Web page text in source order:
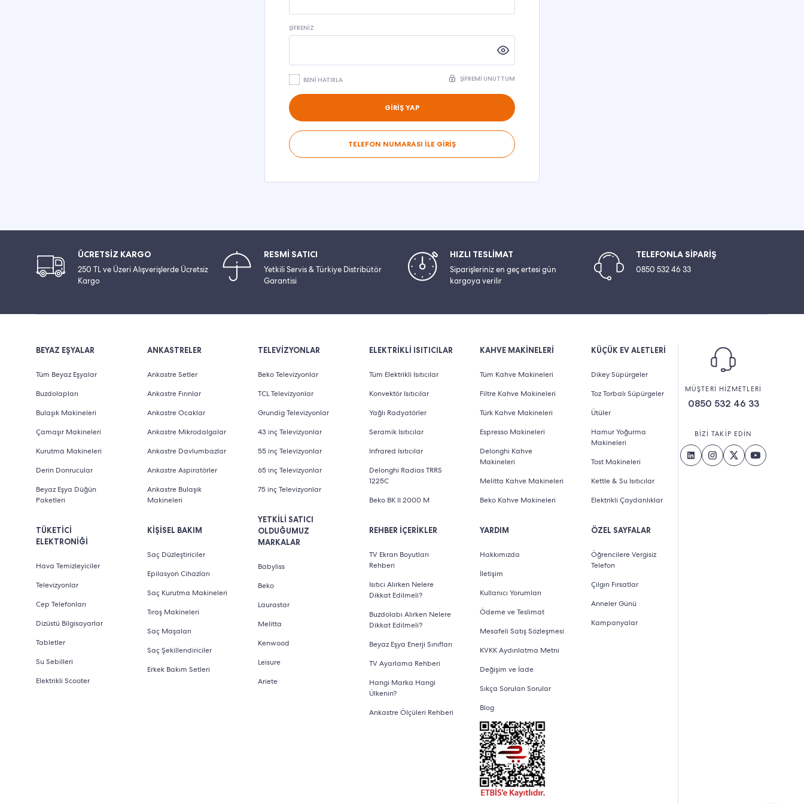
ŞIFRENIZ
BENI HATIRLA ŞIFREMI UNUTTUM
GİRİŞ YAP
TELEFON NUMARASI İLE GİRİŞ
ÜCRETSİZ KARGO
250 TL ve Üzeri Alışverişlerde Ücretsiz
Kargo
RESMİ SATICI
Yetkili Servis & Türkiye Distribütör
Garantisi
HIZLI TESLİMAT
Siparişleriniz en geç ertesi gün
kargoya verilir
TELEFONLA SİPARİŞ
0850 532 46 33
BEYAZ EŞYALAR
Tüm Beyaz Eşyalar
Buzdolapları
Bulaşık Makineleri
Çamaşır Makineleri
Kurutma Makineleri
Derin Donrucular
Beyaz Eşya Düğün
Paketleri
TÜKETİCİ
ELEKTRONİĞİ
Hava Temizleyiciler
Televizyonlar
Cep Telefonları
Dizüstü Bilgisayarlar
Tabletler
Su Sebilleri
Elektrikli Scooter
ANKASTRELER
Ankastre Setler
Ankastre Fırınlar
Ankastre Ocaklar
Ankastre Mikrodalgalar
Ankastre Davlumbazlar
Ankastre Aspiratörler
Ankastre Bulaşık
Makineleri
KİŞİSEL BAKIM
Saç Düzleştiriciler
Epilasyon Cihazları
Saç Kurutma Makineleri
Tıraş Makineleri
Saç Maşaları
Saç Şekillendiriciler
Erkek Bakım Setleri
TELEVİZYONLAR
Beko Televizyonlar
TCL Televizyonlar
Grundig Televizyonlar
43 inç Televizyonlar
55 inç Televizyonlar
65 inç Televizyonlar
75 inç Televizyonlar
YETKİLİ SATICI
OLDUĞUMUZ
MARKALAR
Babyliss
Beko
Laurastar
Melitta
Kenwood
Leisure
Ariete
ELEKTRİKLİ ISITICILAR
Tüm Elektrikli Isıtıcılar
Konvektör Isıtıcılar
Yağlı Radyatörler
Seramik Isıtıcılar
Infrared Isıtıcılar
Delonghi Radias TRRS
1225C
Beko BK II 2000 M
REHBER İÇERİKLER
TV Ekran Boyutları
Rehberi
Isıtıcı Alırken Nelere
Dikkat Edilmeli?
Buzdolabı Alırken Nelere
Dikkat Edilmeli?
Beyaz Eşya Enerji Sınıfları
TV Ayarlama Rehberi
Hangi Marka Hangi
Ülkenin?
Ankastre Ölçüleri Rehberi
KAHVE MAKİNELERİ
Tüm Kahve Makineleri
Filtre Kahve Makineleri
Türk Kahve Makineleri
Espresso Makineleri
Delonghi Kahve
Makineleri
Melitta Kahve Makineleri
Beko Kahve Makineleri
YARDIM
Hakkımızda
İletişim
Kullanıcı Yorumları
Ödeme ve Teslimat
Mesafeli Satış Sözleşmesi
KVKK Aydınlatma Metni
Değişim ve İade
Sıkça Sorulan Sorular
Blog
KÜÇÜK EV ALETLERİ
Dikey Süpürgeler
Toz Torbalı Süpürgeler
Ütüler
Hamur Yoğurma
Makineleri
Tost Makineleri
Kettle & Su Isıtıcılar
Elektrikli Çaydanlıklar
ÖZEL SAYFALAR
Öğrencilere Vergisiz
Telefon
Çılgın Fırsatlar
Anneler Günü
Kampanyalar
MÜŞTERİ HİZMETLERİ
0850 532 46 33
BİZİ TAKİP EDİN